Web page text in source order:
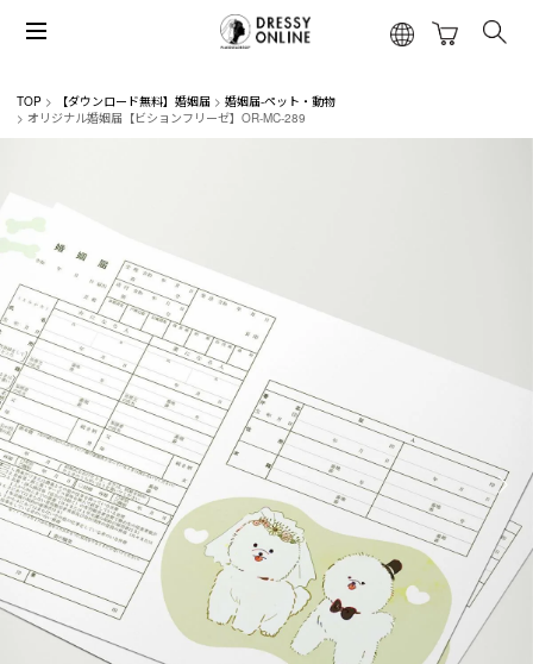
TOP 【ダウンロード無料】婚姻届
婚姻届-ペット・動物
オリジナル婚姻届【ビションフリーゼ】OR-MC-289